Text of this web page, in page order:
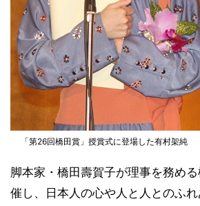
「第26回橋田賞」授賞式に登場した有村架純
脚本家・橋田壽賀子が理事を務め
催し、日本人の心や人と人とのふ